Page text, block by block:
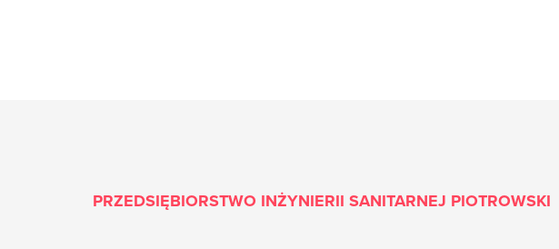
PRZEDSIĘBIORSTWO INŻYNIERII SANITARNEJ PIOTROWSKI